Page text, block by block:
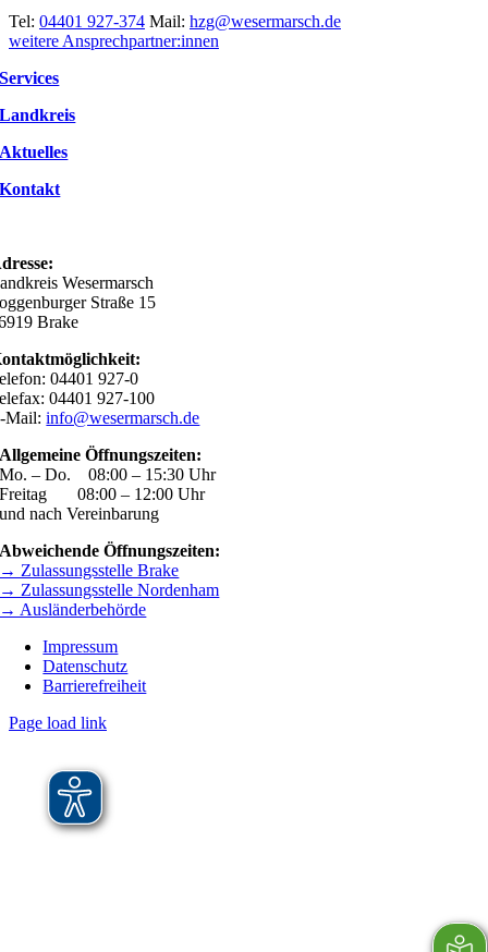
Tel: 04401 927-374 Mail: hzg@wesermarsch.de
weitere Ansprechpartner:innen
Services
Landkreis
Aktuelles
Kontakt
Wesermarsch
Straße 15
Brake
04401 927-0
04401 927-100
Mail:info@wesermarsch.de
Allgemeine Öffnungszeiten:
Mo. – Do. 08:00 – 15:30 Uhr
Freitag 08:00 – 12:00 Uhr
und nach Vereinbarung
Abweichende Öffnungszeiten:
→ Zulassungsstelle Brake
→ Zulassungsstelle Nordenham
→ Ausländerbehörde
Impressum
Datenschutz
Barrierefreiheit
Page load link